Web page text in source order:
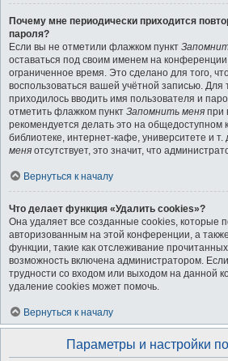
Почему мне периодически приходится
пароля?
Если вы не отметили флажком пункт
оставаться под своим именем на конференции
ограниченное время. Это сделано для того,
воспользоваться вашей учётной записью. Для
приходилось вводить имя пользователя и
отметить флажком пункт Запомнить меня при
рекомендуется делать это на общедоступном
библиотеке, интернет-кафе, университете и т.
меня отсутствует, это значит, что
Вернуться к началу
Что делает функция «Удалить cookies»?
Она удаляет все созданные cookies, которые
авторизованным на этой конференции, а
функции, такие как отслеживание
возможность включена администратором.
трудности со входом или выходом на данной
удаление cookies может помочь.
Вернуться к началу
Параметры и настройки